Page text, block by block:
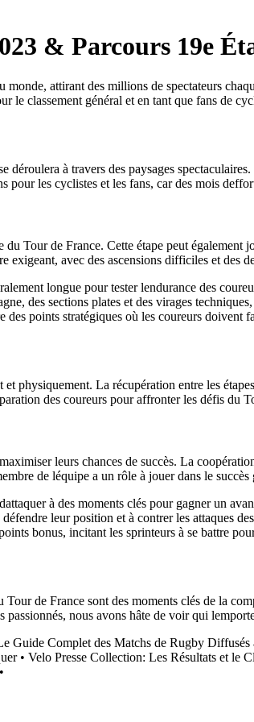
& Parcours 19e
attirant des millions de spectateurs
le classement général et en tant que fans de
à travers des paysages
pour les cyclistes et les fans, car des mois
Tour de France. Cette étape peut
exigeant, avec des ascensions difficiles et des
longue pour tester lendurance des
des sections plates et des virages
points stratégiques où les coureurs doivent
physiquement. La récupération entre les
des coureurs pour affronter les défis du
leurs chances de succès. La
de léquipe a un rôle à jouer dans le
à des moments clés pour gagner un
leur position et à contrer les attaques
bonus, incitant les sprinteurs à se battre
de France sont des moments clés de la
nous avons hâte de voir qui
Guide Complet des Matchs de Rugby
• Velo Presse Collection: Les Résultats et le